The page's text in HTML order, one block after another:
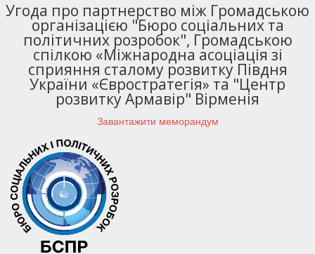
Угода про партнерство між Громадською
організацією "Бюро соціальних та
політичних розробок", Громадською
спілкою «Міжнародна асоціація зі
сприяння сталому розвитку Півдня
України «Євростратегія» та "Центр
розвитку Армавір" Вірменія
Завантажити меморандум